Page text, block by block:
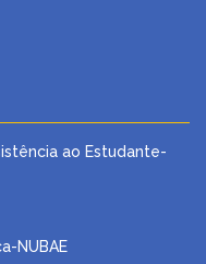
ao Estudante-
NUBAE